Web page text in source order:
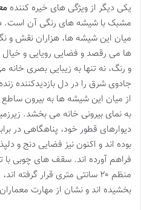
یکی دیگر از ویژگی های خیره کننده
مشبک با شیشه های رنگی آن است.
میان این شیشه ها، هزاران نقش و
ها می رقصد و فضایی رویایی و خیال
و رنگ، نه تنها به زیبایی بصری
جادوی شرق را در دل بازدیدکننده
از میان این شیشه ها به بیرون
به نمای بیرونی خانه می بخشد.
دیوارهای قطور خود، پناهگاهی در
بوده اند و اکنون نیز فضایی دنج و
فراهم آورده اند. سقف های چوبی
منظم ۲۰ سانتی متری قرار
بخشیده اند و نشان از مهارت